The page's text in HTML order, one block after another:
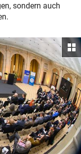
sondern auch